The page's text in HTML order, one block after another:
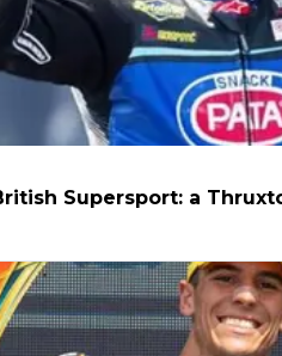
Supersport: a